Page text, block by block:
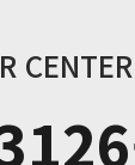
CENTER